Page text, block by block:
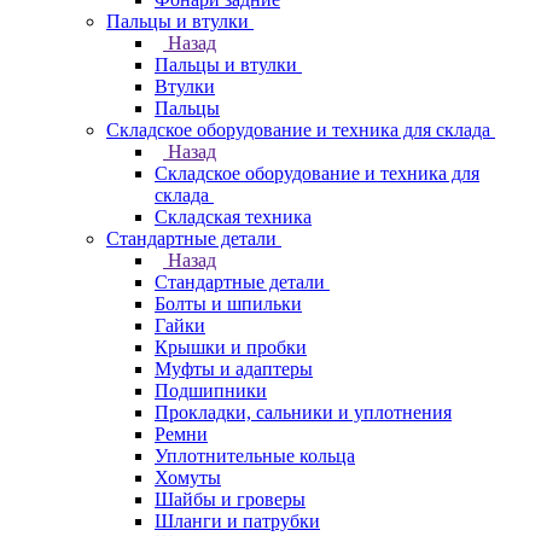
Пальцы и втулки
Назад
Пальцы и втулки
Втулки
Пальцы
Складское оборудование и техника для склада
Назад
Складское оборудование и техника для
склада
Складская техника
Стандартные детали
Назад
Стандартные детали
Болты и шпильки
Гайки
Крышки и пробки
Муфты и адаптеры
Подшипники
Прокладки, сальники и уплотнения
Ремни
Уплотнительные кольца
Хомуты
Шайбы и гроверы
Шланги и патрубки